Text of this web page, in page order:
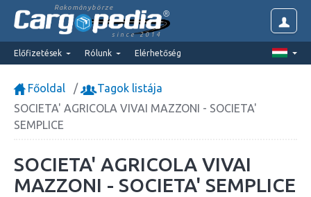
Rakománybörze
since 2014
Előfizetések Rólunk Elérhetőség
Főoldal
Tagok listája
SOCIETA' AGRICOLA VIVAI MAZZONI - SOCIETA'
SEMPLICE
SOCIETA' AGRICOLA VIVAI
MAZZONI - SOCIETA' SEMPLICE